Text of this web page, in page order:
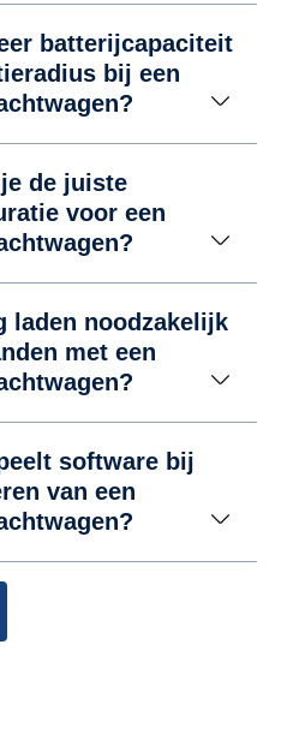
batterijcapaciteit
bij een
de juiste
voor een
laden noodzakelijk
met een
software bij
van een